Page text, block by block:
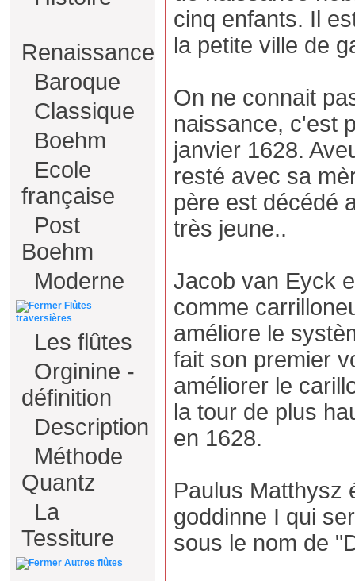
Renaissance
Baroque
Classique
Boehm
Ecole
française
Post
Boehm
Moderne
Flûtes
traversières
Les flûtes
Orginine -
définition
Description
Méthode
Quantz
La
Tessiture
Autres flûtes
cinq enfants. Il
la petite ville de
On ne connait
naissance, c'est
janvier 1628.
resté avec sa
père est décédé
très jeune..
Jacob van Eyck
comme
améliore le
fait son premier
améliorer le
la tour de plus
en 1628.
Paulus Matthysz
goddinne I qui
sous le nom de